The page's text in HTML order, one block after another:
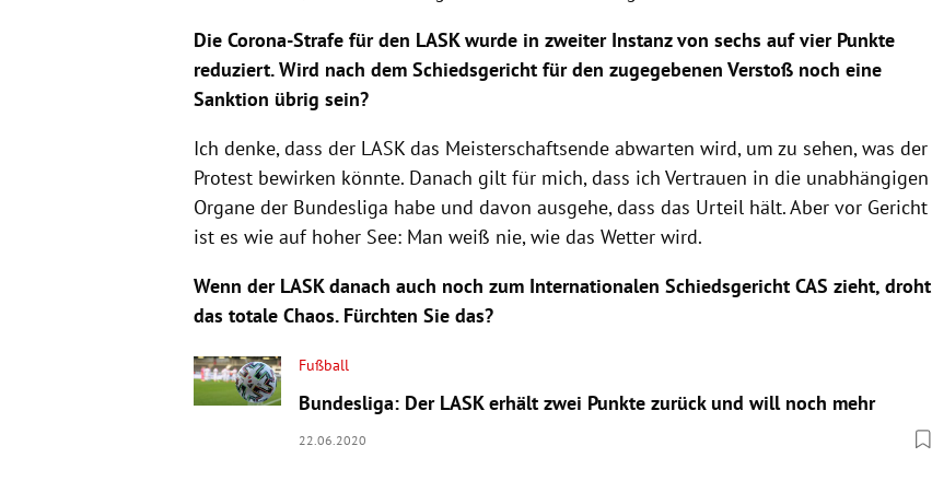
Die Corona-Strafe für den LASK wurde in zweiter Instanz von sechs auf vier Punkte
reduziert. Wird nach dem Schiedsgericht für den zugegebenen Verstoß noch eine
Sanktion übrig sein?
Ich denke, dass der LASK das Meisterschaftsende abwarten wird, um zu sehen, was der
Protest bewirken könnte. Danach gilt für mich, dass ich Vertrauen in die unabhängigen
Organe der Bundesliga habe und davon ausgehe, dass das Urteil hält. Aber vor Gericht
ist es wie auf hoher See: Man weiß nie, wie das Wetter wird.
Wenn der LASK danach auch noch zum Internationalen Schiedsgericht CAS zieht, droht
das totale Chaos. Fürchten Sie das?
Fußball
Bundesliga: Der LASK erhält zwei Punkte zurück und will noch mehr
22.06.2020